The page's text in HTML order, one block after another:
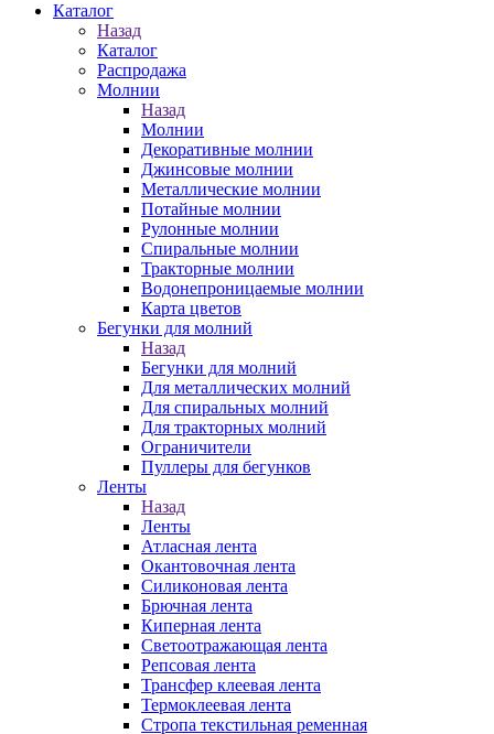
Каталог
Назад
Каталог
Распродажа
Молнии
Назад
Молнии
Декоративные молнии
Джинсовые молнии
Металлические молнии
Потайные молнии
Рулонные молнии
Спиральные молнии
Тракторные молнии
Водонепроницаемые молнии
Карта цветов
Бегунки для молний
Назад
Бегунки для молний
Для металлических молний
Для спиральных молний
Для тракторных молний
Ограничители
Пуллеры для бегунков
Ленты
Назад
Ленты
Атласная лента
Окантовочная лента
Силиконовая лента
Брючная лента
Киперная лента
Светоотражающая лента
Репсовая лента
Трансфер клеевая лента
Термоклеевая лента
Стропа текстильная ременная